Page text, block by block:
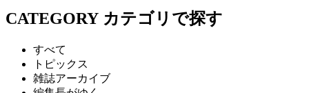
CATEGORY カテゴリで探す
すべて
トピックス
雑誌アーカイブ